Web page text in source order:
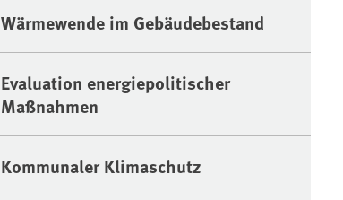
Wärmewende im Gebäudebestand
Evaluation energiepolitischer
Maßnahmen
Kommunaler Klimaschutz